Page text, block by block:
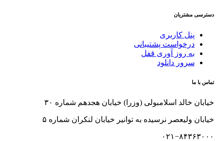
دسترسی مشتریان
پنل کاربری
درخواست پشتیبانی
به روز آوری قفل
سرور دانلود
تماس با ما
خیابان خالد اسلامبولی (وزرا) خیابان هجدهم شماره ۳۰
خیابان ولیعصر نرسیده به توانیر خیابان لنکران شماره ۵
۰۲۱−۸۴۳۶۳۰۰۰